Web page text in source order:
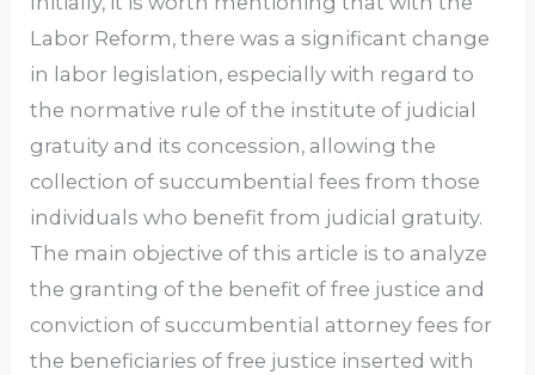
Labor Reform, there was a significant change
in labor legislation, especially with regard to
the normative rule of the institute of judicial
gratuity and its concession, allowing the
collection of succumbential fees from those
individuals who benefit from judicial gratuity.
The main objective of this article is to analyze
the granting of the benefit of free justice and
conviction of succumbential attorney fees for
the beneficiaries of free justice inserted with